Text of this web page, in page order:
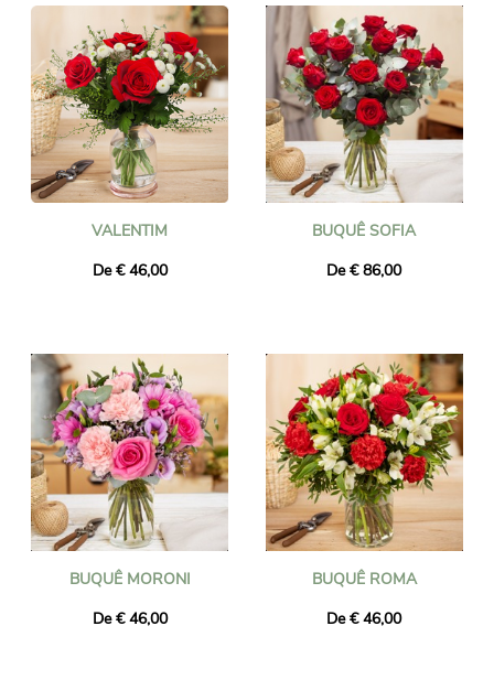
VALENTIM
De € 46,00
BUQUÊ SOFIA
De € 86,00
BUQUÊ MORONI
De € 46,00
BUQUÊ ROMA
De € 46,00